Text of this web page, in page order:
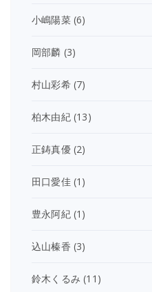
小嶋陽菜(6)
岡部麟 (3)
村山彩希(7)
柏木由紀(13)
正鋳真優(2)
田口愛佳(1)
豊永阿紀(1)
込山榛香 (3)
鈴木くるみ (11)